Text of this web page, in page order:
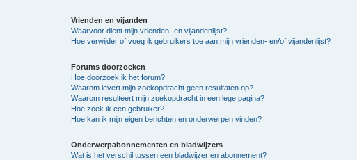
Vrienden en vijanden
Waarvoor dient mijn vrienden- en vijandenlijst?
Hoe verwijder of voeg ik gebruikers toe aan mijn vrienden- en/of vijandenlijst?
Forums doorzoeken
Hoe doorzoek ik het forum?
Waarom levert mijn zoekopdracht geen resultaten op?
Waarom resulteert mijn zoekopdracht in een lege pagina?
Hoe zoek ik een gebruiker?
Hoe kan ik mijn eigen berichten en onderwerpen vinden?
Onderwerpabonnementen en bladwijzers
Wat is het verschil tussen een bladwijzer en abonnement?